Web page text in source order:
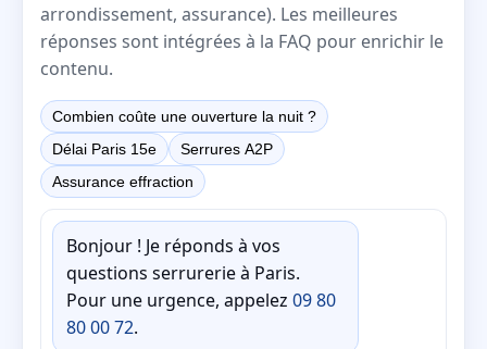
arrondissement, assurance). Les meilleures
réponses sont intégrées à la FAQ pour enrichir le
contenu.
Combien coûte une ouverture la nuit ?
Délai Paris 15e
Serrures A2P
Assurance effraction
Bonjour ! Je réponds à vos
questions serrurerie à Paris.
Pour une urgence, appelez 09 80
80 00 72.